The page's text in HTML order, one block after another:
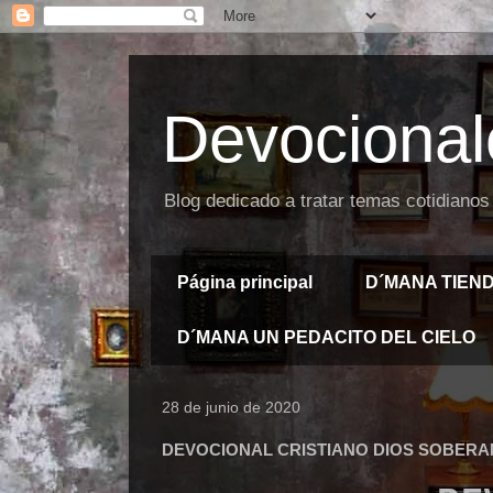
Blog dedicado a tratar temas
Página principal D´MANA
D´MANA UN PEDACITO DEL CIELO
28 de junio de 2020
DEVOCIONAL CRISTIANO DIOS